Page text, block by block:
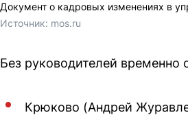
Документ о кадровых изменениях в
Источник: mos.ru
Без руководителей
Крюково (Андрей